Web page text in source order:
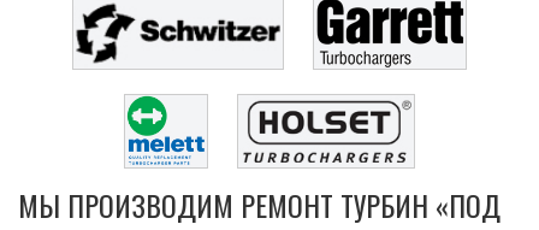
МЫ ПРОИЗВОДИМ РЕМОНТ ТУРБИН «ПОД